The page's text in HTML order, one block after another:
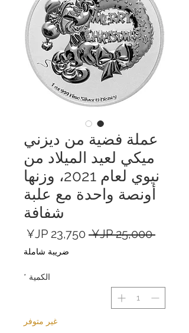
عملة فضية من ديزني
ميكي لعيد الميلاد من
نيوي لعام 2021، وزنها
أونصة واحدة مع علبة
شفافة
‏25,000 JP¥
سعر
عادي
البيعضريبة شاملة
الكمية *
غير متوفر